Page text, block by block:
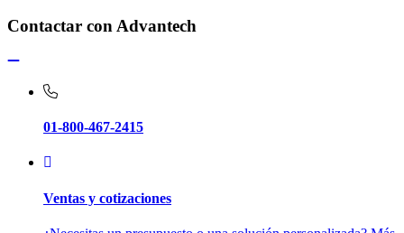
Contactar con Advantech
01-800-467-2415
Ventas y cotizaciones